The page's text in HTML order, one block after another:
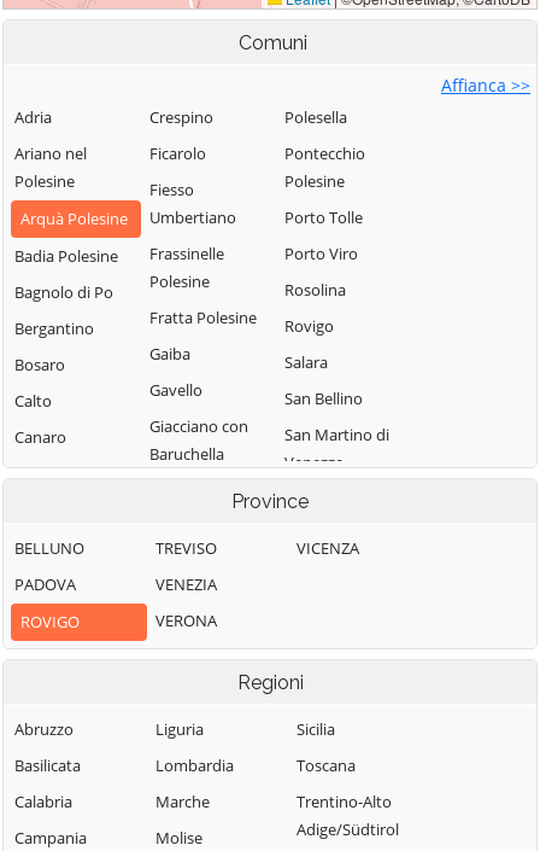
Comuni
Affianca >>
Adria
Ariano nel
Polesine
Arquà Polesine
Badia Polesine
Bagnolo di Po
Bergantino
Bosaro
Calto
Canaro
Canda
Castelmassa
Castelnovo
Bariano
Ceneselli
Corbola
Costa di Rovigo
Crespino
Ficarolo
Fiesso
Umbertiano
Frassinelle
Polesine
Fratta Polesine
Gaiba
Gavello
Giacciano con
Baruchella
Guarda Veneta
Pettorazza
Grimani
Pincara
Polesella
Pontecchio
Polesine
Porto Tolle
Porto Viro
Rosolina
Rovigo
Salara
San Bellino
San Martino di
Venezze
Stienta
Villanova del
Marchesana
Province
BELLUNO
PADOVA
ROVIGO
TREVISO
VENEZIA
VERONA
VICENZA
Regioni
Abruzzo
Basilicata
Calabria
Campania
Liguria
Lombardia
Marche
Molise
Sicilia
Toscana
Trentino-Alto
Adige/Südtirol